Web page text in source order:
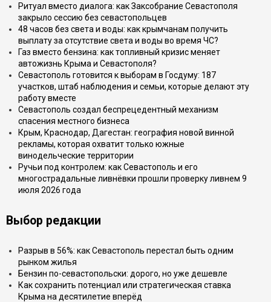
Ритуал вместо диалога: как Заксобрание Севастополя
закрыло сессию без севастопольцев
48 часов без света и воды: как крымчанам получить
выплату за отсутствие света и воды во время ЧС?
Газ вместо бензина: как топливный кризис меняет
автожизнь Крыма и Севастополя?
Севастополь готовится к выборам в Госдуму: 187
участков, штаб наблюдения и семьи, которые делают эту
работу вместе
Севастополь создал беспрецедентный механизм
спасения местного бизнеса
Крым, Краснодар, Дагестан: география новой винной
рекламы, которая охватит только южные
винодельческие территории
Ручьи под контролем: как Севастополь и его
многострадальные ливнёвки прошли проверку ливнем 9
июля 2026 года
Выбор редакции
Разрыв в 56%: как Севастополь перестал быть одним
рынком жилья
Бензин по-севастопольски: дорого, но уже дешевле
Как сохранить потенциал или стратегическая ставка
Крыма на десятилетие вперёд